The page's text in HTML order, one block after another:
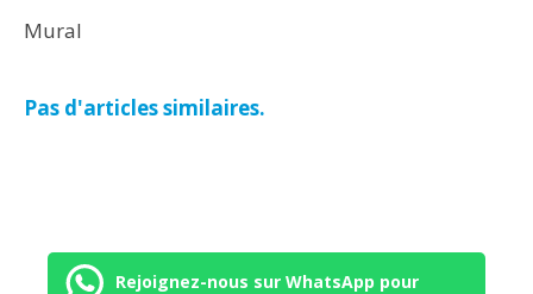
Mural
Pas d'articles similaires.
Rejoignez-nous sur WhatsApp pour